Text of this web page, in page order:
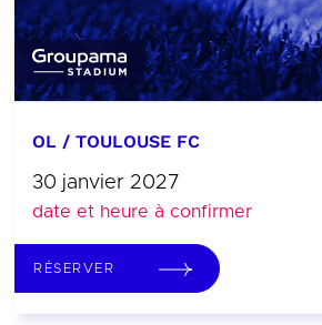
OL / TOULOUSE FC
30 janvier 2027
date et heure à confirmer
RÉSERVER